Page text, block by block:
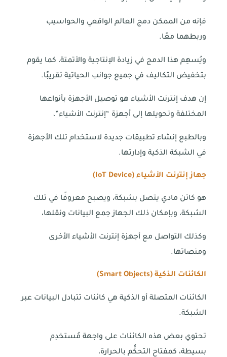
فإنه من الممكن دمج العالم الواقعي والحواسيب
وربطهما معًا.
ويُسهِم هذا الدمج في زيادة الإنتاجية والأتمتة، كما يقوم
بتخفيض التكاليف في جميع جوانب الحياتية تقريبًا.
إن هدف إنترنت الأشياء هو توصيل الأجهزة بأنواعها
المختلفة وتحويلها إلى أجهزة “إنترنت الأشياء”،
وبالطبع إنشاء تطبيقات جديدة لاستخدام تلك الأجهزة
في الشبكة الذكية وإدارتها.
جهاز إنترنت الأشياء (IoT Device
)
هو كائن مادي يتصل بشبكة، ويصبح معروفًا في تلك
الشبكة، وبإمكان ذلك الجهاز جمع البيانات ونقلها،
وكذلك التواصل مع أجهزة إنترنت الأشياء الأخرى
ومنصاتها.
الكائنات الذكية (Smart Objects
)
الكائنات المتصلة أو الذكية هي كائنات تتبادل البيانات عبر
الشبكة.
تحتوي بعض هذه الكائنات على واجهة مُستخدِم
بسيطة، كمفتاح التحكُّم بالحرارة،